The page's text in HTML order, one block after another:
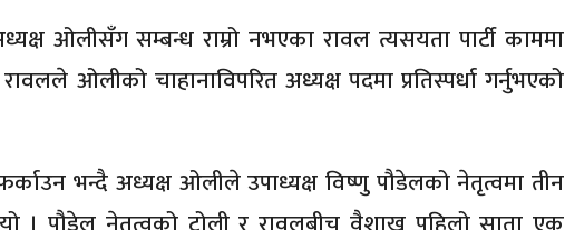
ओलीसँग सम्बन्ध राम्रो नभएका रावल त्यसयता पार्टी काममा
ओलीको चाहानाविपरित अध्यक्ष पदमा प्रतिस्पर्धा गर्नुभएको
भन्दै अध्यक्ष ओलीले उपाध्यक्ष विष्णु पौडेलको नेतृत्वमा तीन